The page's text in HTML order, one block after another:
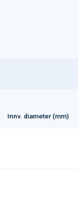
Innv. diameter (mm)